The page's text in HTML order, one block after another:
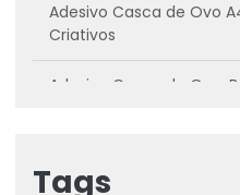
Adesivo Casca de Ovo
Criativos
Adesivo Casca de Ovo:
como utilizar
Tags